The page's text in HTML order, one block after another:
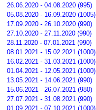
26.06.2020 - 04.08.2020 (995)
05.08.2020 - 16.09.2020 (1005)
17.09.2020 - 26.10.2020 (990)
27.10.2020 - 27.11.2020 (990)
28.11.2020 - 07.01.2021 (990)
08.01.2021 - 15.02.2021 (1000)
16.02.2021 - 31.03.2021 (1000)
01.04.2021 - 12.05.2021 (1000)
13.05.2021 - 14.06.2021 (990)
15.06.2021 - 26.07.2021 (980)
27.07.2021 - 31.08.2021 (990)
01.09.2021 - 07.10.2021 (1000)